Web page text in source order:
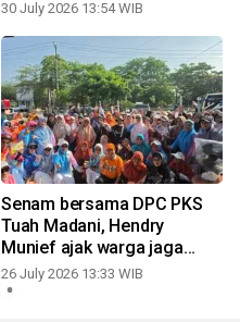
30 July 2026 13:54 WIB
Senam bersama DPC PKS
Tuah Madani, Hendry
Munief ajak warga jaga
kesehatan keluarga
26 July 2026 13:33 WIB